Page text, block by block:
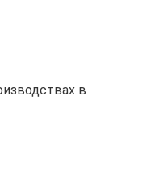
в